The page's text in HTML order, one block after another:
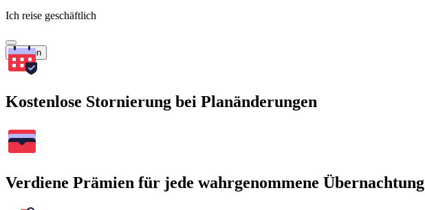
Ich reise geschäftlich
Suchen
Kostenlose Stornierung bei Planänderungen
Verdiene Prämien für jede wahrgenommene Übernachtung